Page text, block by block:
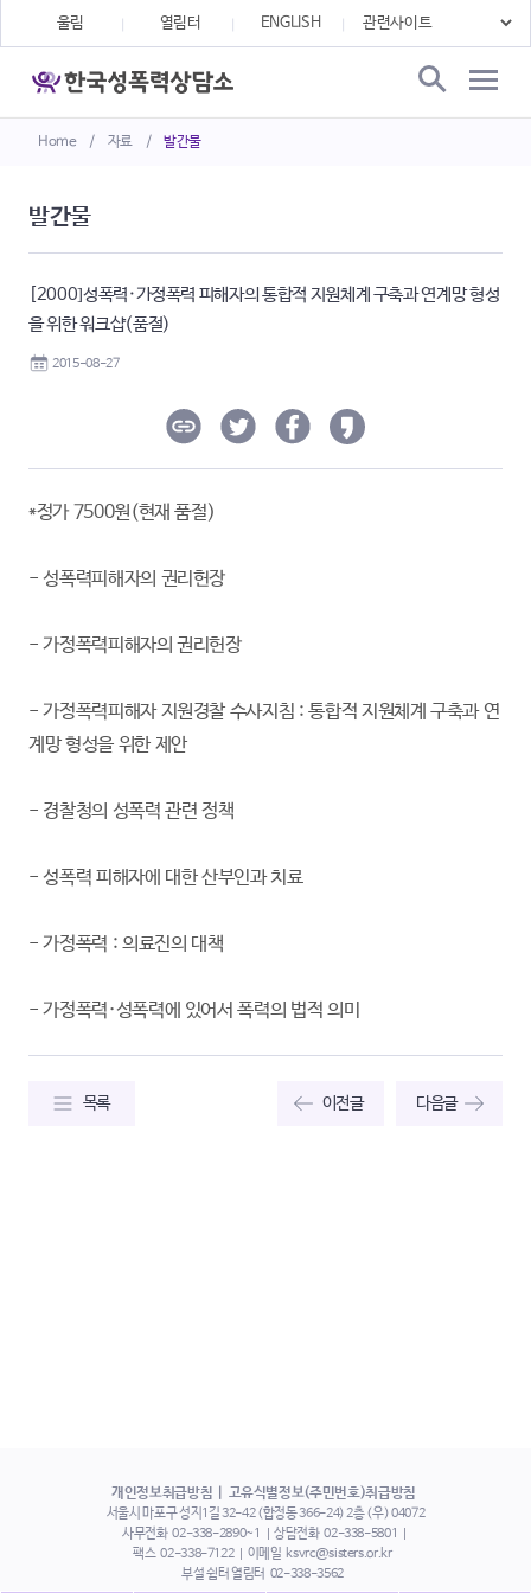
Home / 자료 / 발간물
울림 열림터 ENGLISH
발간물
[2000]성폭력·가정폭력 피해자의 통합적 지원체계 구축과 연계망 형성
을 위한 워크샵(품절)
2015-08-27
*정가 7500원(현재 품절)
- 성폭력피해자의 권리헌장
- 가정폭력피해자의 권리헌장
- 가정폭력피해자 지원경찰 수사지침 : 통합적 지원체계 구축과 연
계망 형성을 위한 제안
- 경찰청의 성폭력 관련 정책
- 성폭력 피해자에 대한 산부인과 치료
- 가정폭력 : 의료진의 대책
- 가정폭력·성폭력에 있어서 폭력의 법적 의미
목록 이전글 다음글
개인정보취급방침 고유식별정보(주민번호)취급방침
서울시 마포구 성지1길 32-42 (합정동 366-24) 2층 (우) 04072
사무전화 02-338-2890~1 상담전화 02-338-5801
팩스 02-338-7122 이메일 ksvrc@sisters.or.kr
부설 쉼터 열림터 02-338-3562